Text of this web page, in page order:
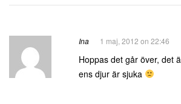
Ina 1 maj, 2012 on 22:46
Hoppas det går över, det
ens djur är sjuka